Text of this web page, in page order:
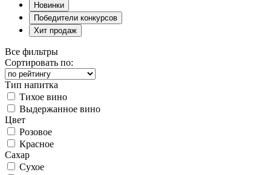
Новинки
Победители конкурсов
Хит продаж
Все фильтры
Сортировать по:
Тип напитка
Тихое вино
Выдержанное вино
Цвет
Розовое
Красное
Сахар
Сухое